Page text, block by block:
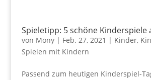
Spieletipp: 5 schöne Kinderspiele
von Mony| Feb. 27, 2021 | Kinder,
Spielen mit Kindern
Passend zum heutigen Kinderspiel-